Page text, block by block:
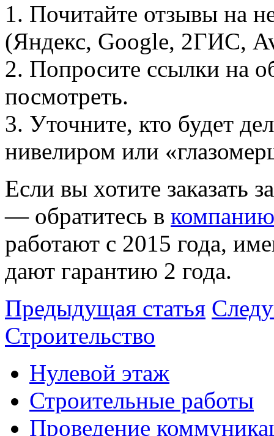
1. Почитайте отзывы на
(Яндекс, Google, 2ГИС,
2. Попросите ссылки на
посмотреть.
3. Уточните, кто будет
нивелиром или
Если вы хотите заказать
— обратитесь в
работают с 2015 года,
дают гарантию 2 года.
Предыдущая статья
Строительство
Нулевой этаж
Строительные работы
Проведение